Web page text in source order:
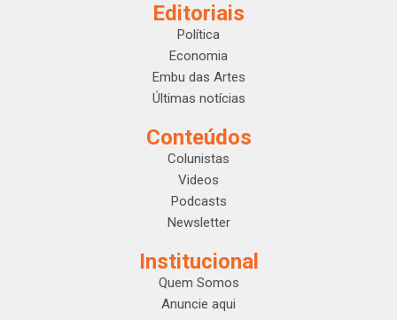
Editoriais
Política
Economia
Embu das Artes
Últimas notícias
Conteúdos
Colunistas
Videos
Podcasts
Newsletter
Institucional
Quem Somos
Anuncie aqui